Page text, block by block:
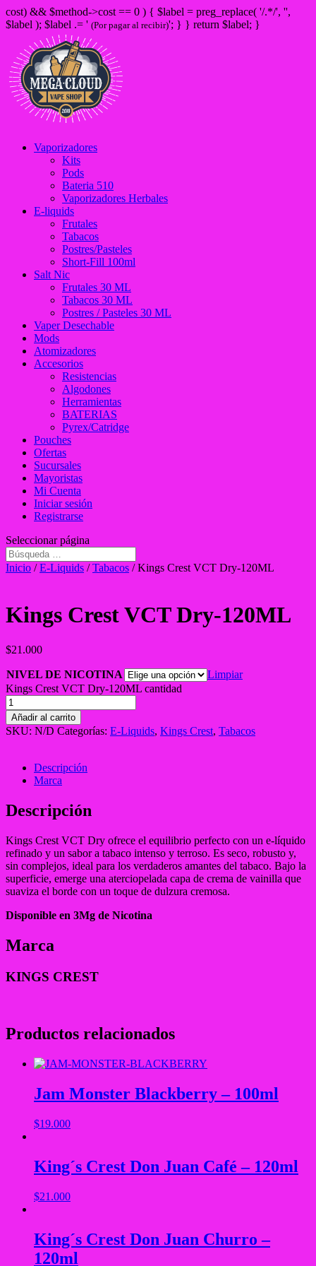
cost) && $method->cost == 0 ) { $label = preg_replace( '/.*/', '',
$label ); $label .= ' (Por pagar al recibir)'; } } return $label; }
Vaporizadores
Kits
Pods
Bateria 510
Vaporizadores Herbales
E-liquids
Frutales
Tabacos
Postres/Pasteles
Short-Fill 100ml
Salt Nic
Frutales 30 ML
Tabacos 30 ML
Postres / Pasteles 30 ML
Vaper Desechable
Mods
Atomizadores
Accesorios
Resistencias
Algodones
Herramientas
BATERIAS
Pyrex/Catridge
Pouches
Ofertas
Sucursales
Mayoristas
Mi Cuenta
Iniciar sesión
Registrarse
Seleccionar página
Inicio /E-Liquids /Tabacos / Kings Crest VCT Dry-120ML
Kings Crest VCT Dry-120ML
$21.000
NIVEL DE NICOTINA
Limpiar
Kings Crest VCT Dry-120ML cantidad
Añadir al carrito
SKU: N/D Categorías: E-Liquids, Kings Crest, Tabacos
Descripción
Marca
Descripción
Kings Crest VCT Dry ofrece el equilibrio perfecto con un e-líquido
refinado y un sabor a tabaco intenso y terroso. Es seco, robusto y,
sin complejos, ideal para los verdaderos amantes del tabaco. Bajo la
superficie, emerge una aterciopelada capa de crema de vainilla que
suaviza el borde con un toque de dulzura cremosa.
Disponible en 3Mg de Nicotina
Marca
KINGS CREST
Productos relacionados
Jam Monster Blackberry – 100ml
$19.000
King´s Crest Don Juan Café – 120ml
$21.000
King´s Crest Don Juan Churro –
120ml